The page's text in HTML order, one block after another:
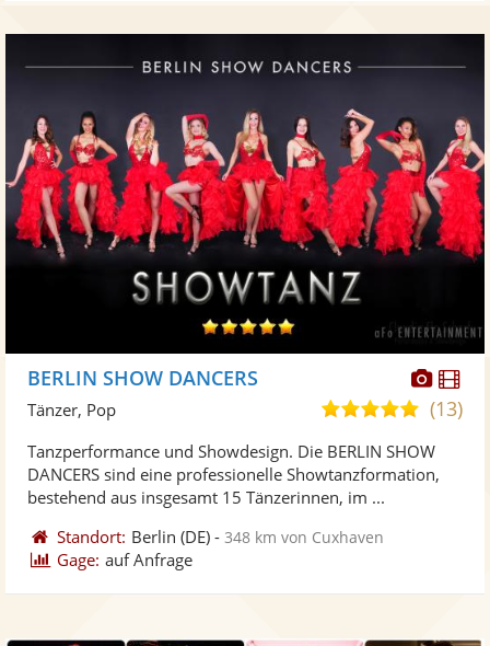
Fotos
BERLIN SHOW DANCERS
5,0
5
Sternen
(13)
Tänzer, Pop
Tanzperformance und Showdesign. Die BERLIN SHOW
DANCERS sind eine professionelle Showtanzformation,
bestehend aus insgesamt 15 Tänzerinnen, im ...
Standort: Berlin (DE) -348 km von Cuxhaven
Gage: auf Anfrage